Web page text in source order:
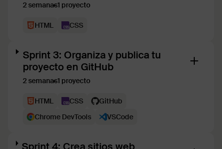
2 semanas1 proyecto
HTML CSS
Sprint 3: Organiza y publica tu
proyecto en GitHub
2 semanas1 proyecto
HTML CSS
GitHub
Chrome DevTools
VSCode